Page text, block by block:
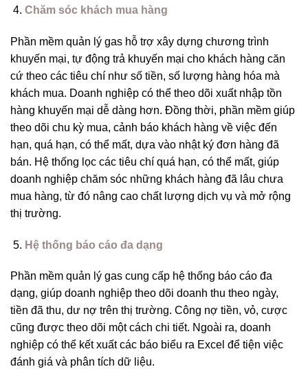
Chăm sóc khách mua hàng
Phần mềm quản lý gas hỗ trợ xây dựng chương trình
khuyến mại, tự động trả khuyến mại cho khách hàng căn
cứ theo các tiêu chí như số tiền, số lượng hàng hóa mà
khách mua. Doanh nghiệp có thể theo dõi xuất nhập tồn
hàng khuyến mại dễ dàng hơn. Đồng thời, phần mềm giúp
theo dõi chu kỳ mua, cảnh báo khách hàng về việc đến
hạn, quá hạn, có thể mất, dựa vào nhật ký đơn hàng đã
bán. Hệ thống lọc các tiêu chí quá hạn, có thể mất, giúp
doanh nghiệp chăm sóc những khách hàng đã lâu chưa
mua hàng, từ đó nâng cao chất lượng dịch vụ và mở rộng
thị trường.
Hệ thống báo cáo đa dạng
Phần mềm quản lý gas cung cấp hệ thống báo cáo đa
dạng, giúp doanh nghiệp theo dõi doanh thu theo ngày,
tiền đã thu, dư nợ trên thị trường. Công nợ tiền, vỏ, cược
cũng được theo dõi một cách chi tiết. Ngoài ra, doanh
nghiệp có thể kết xuất các báo biểu ra Excel để tiện việc
đánh giá và phân tích dữ liệu.